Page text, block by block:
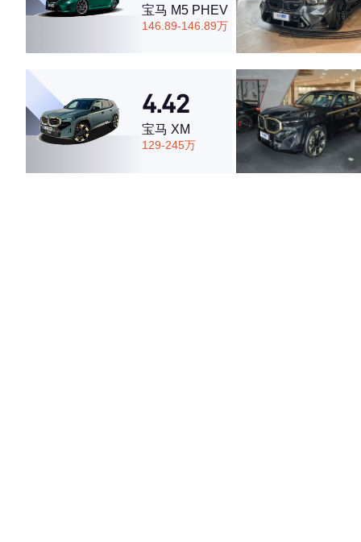
宝马 M5 PHEV
146.89-146.89万
4.42
宝马 XM
129-245万